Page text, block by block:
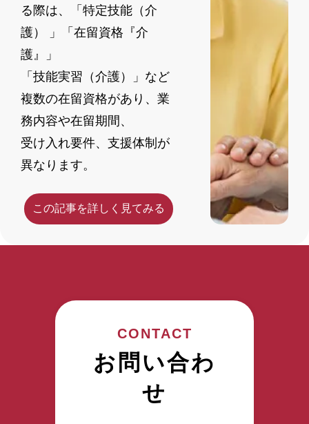
る際は、「特定技能（介
護） 」「在留資格『介
護』」
「技能実習（介護）」など
複数の在留資格があり、業
務内容や在留期間、
受け入れ要件、支援体制が
異なります。
この記事を詳しく見てみる
CONTACT
お問い合わ
せ